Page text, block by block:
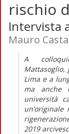
rischio
Intervista
Mauro
A
Lima e a
ma anche
università
2019